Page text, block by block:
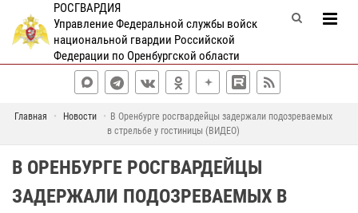
РОСГВАРДИЯ
Управление Федеральной службы войск
национальной гвардии Российской
Федерации по Оренбургской области
Главная Новости
В Оренбурге росгвардейцы задержали подозреваемых
в стрельбе у гостиницы (ВИДЕО)
В ОРЕНБУРГЕ РОСГВАРДЕЙЦЫ
ЗАДЕРЖАЛИ ПОДОЗРЕВАЕМЫХ В